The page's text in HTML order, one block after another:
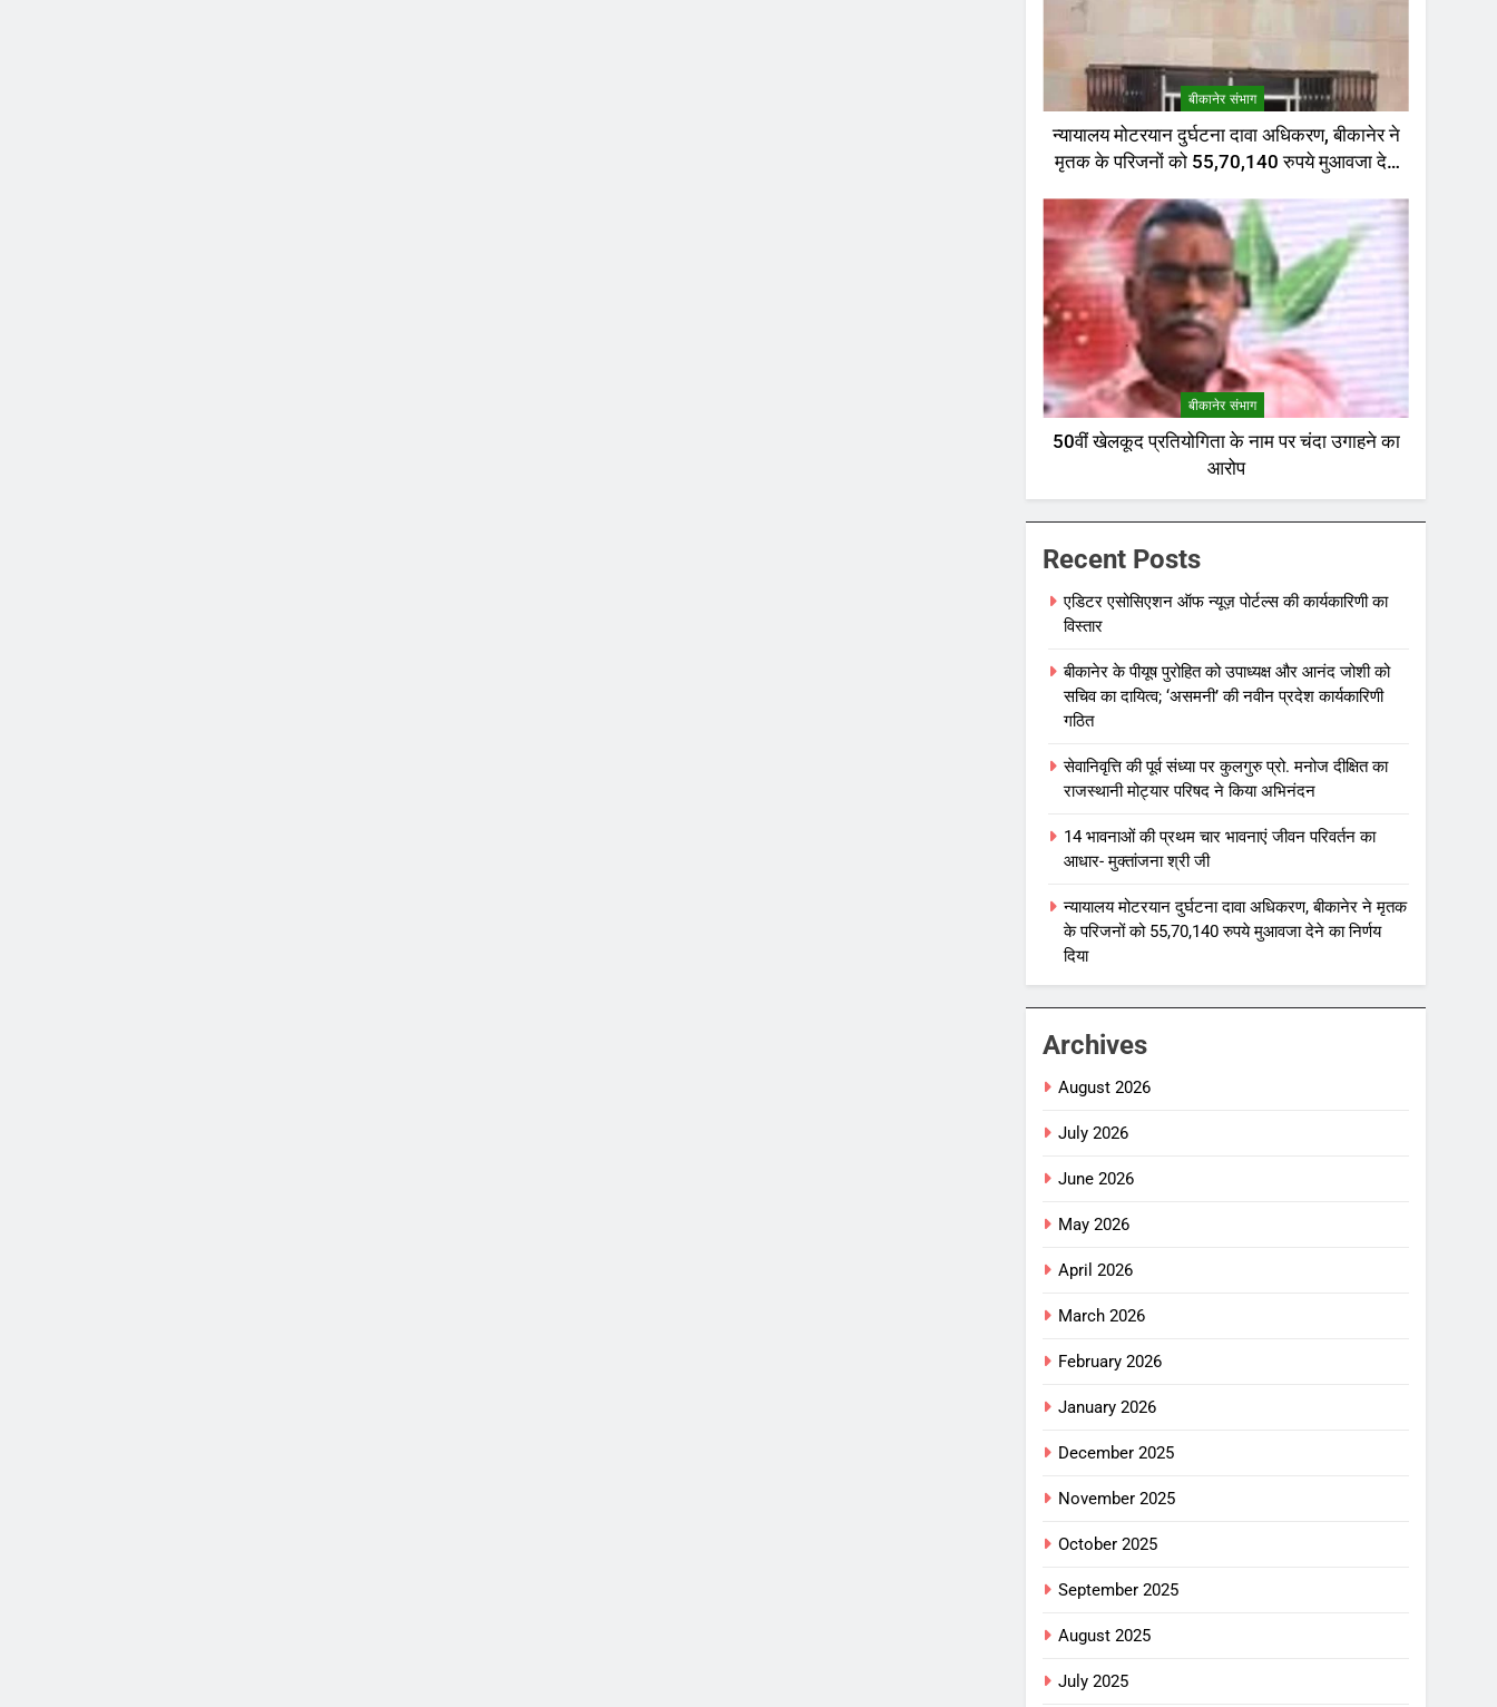
बीकानेर संभाग
न्यायालय मोटरयान दुर्घटना दावा अधिकरण, बीकानेर ने
मृतक के परिजनों को 55,70,140 रुपये मुआवजा देने
बीकानेर संभाग
50वीं खेलकूद प्रतियोगिता के नाम पर चंदा उगाहने का
आरोप
Recent Posts
एडिटर एसोसिएशन ऑफ न्यूज़ पोर्टल्स की कार्यकारिणी का
विस्तार
बीकानेर के पीयूष पुरोहित को उपाध्यक्ष और आनंद जोशी को
सचिव का दायित्व; ‘असमनी’ की नवीन प्रदेश कार्यकारिणी
गठित
सेवानिवृत्ति की पूर्व संध्या पर कुलगुरु प्रो. मनोज दीक्षित का
राजस्थानी मोट्यार परिषद ने किया अभिनंदन
14 भावनाओं की प्रथम चार भावनाएं जीवन परिवर्तन का
आधार- मुक्तांजना श्री जी
न्यायालय मोटरयान दुर्घटना दावा अधिकरण, बीकानेर ने मृतक
के परिजनों को 55,70,140 रुपये मुआवजा देने का निर्णय
दिया
Archives
August 2026
July 2026
June 2026
May 2026
April 2026
March 2026
February 2026
January 2026
December 2025
November 2025
October 2025
September 2025
August 2025
July 2025